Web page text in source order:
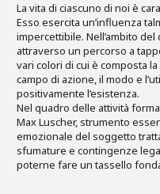
La vita di ciascuno di noi è
Esso esercita un’influenza
impercettibile. Nell’ambito
attraverso un percorso a
vari colori di cui è composta
campo di azione, il modo e
positivamente l’esistenza.
Nel quadro delle attività
Max Luscher, strumento
emozionale del soggetto
sfumature e contingenze
poterne fare un tassello